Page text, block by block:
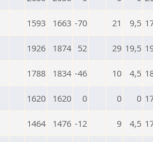
1593 1663 -70 21 9,5
1926 1874 52 29 19,5
1788 1834 -46 10 4,5
1620 1620 0 0 0
1464 1476 -12 9 4,5